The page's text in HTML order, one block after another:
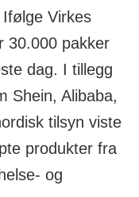
Virkes
30.000 pakker
dag. I tillegg
Shein, Alibaba,
tilsyn viste
produkter fra
og